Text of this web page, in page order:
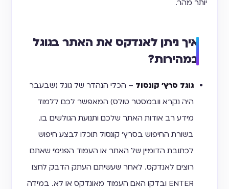
יותר מהר.
איך ניתן לאנדקס את האתר בגוגל
במהירות?
גוגל סרץ' קונסול – הכלי הנהדר של גוגל (שבעבר
היה נקרא וובמסטר טולס) המאפשר לכם ללמוד
מידע רב אודות האתר שלכם ותנועת הגולשים בו.
בשורת החיפוש בסרץ' קונסול תוכלו לבצע חיפוש
לכתובת הדומיין של האתר או העמוד הפנימי שאתם
רוצים לאנדקס. לאחר שעשיתם העתק הדבק לחצו
ENTER ובדקו האם העמוד מאונדקס או לא. במידה